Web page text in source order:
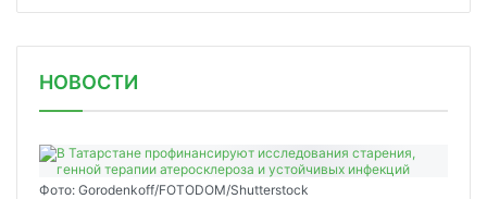
НОВОСТИ
Фото: Gorodenkoff/FOTODOM/Shutterstock